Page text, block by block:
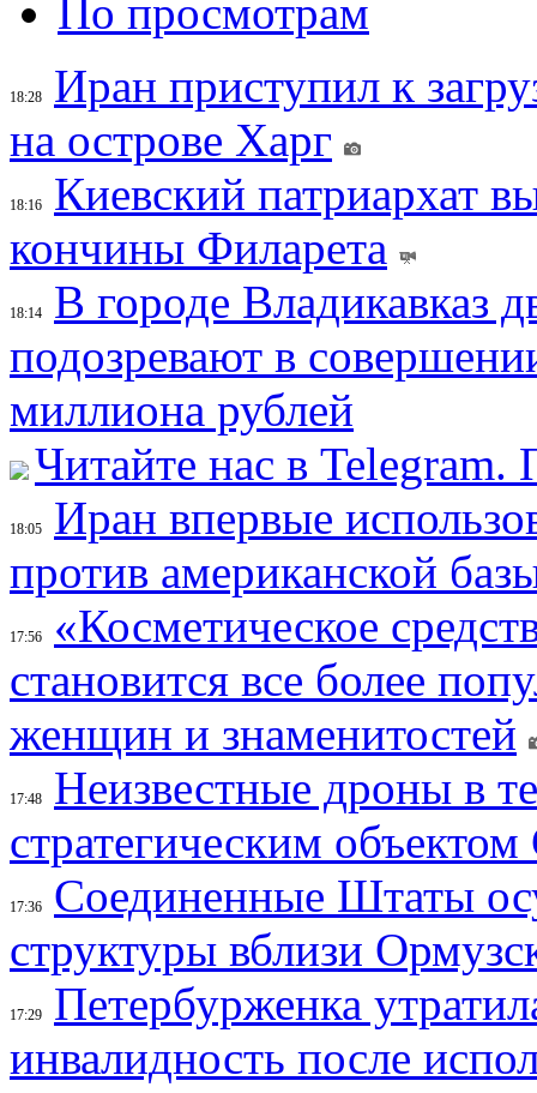
По просмотрам
18:28
Иран приступил к
на острове Харг
18:16
Киевский патриархат
кончины Филарета
18:14
В городе Владикавказ
подозревают в
миллиона рублей
Читайте нас в
18:05
Иран впервые
против американской
17:56
«Косметическое
становится все более
женщин и знаменитостей
17:48
Неизвестные дроны в
стратегическим
17:36
Соединенные Штаты
структуры вблизи
17:29
Петербурженка
инвалидность после